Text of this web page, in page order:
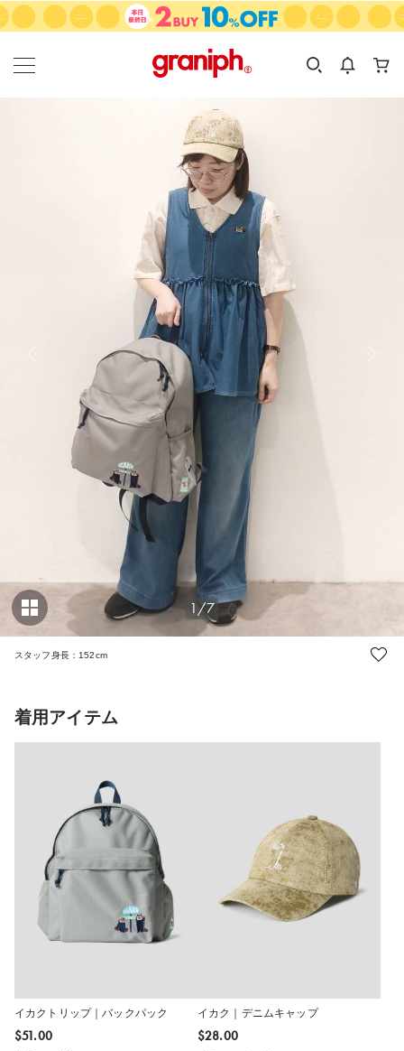
カテゴリーから探す
KIDS
カテゴリ
サイズ
1/7
スタッフ身長：152cm
着用アイテム
イカクトリップ｜バックパック
$‌51.00
イカク｜デニムキャップ
$‌28.00